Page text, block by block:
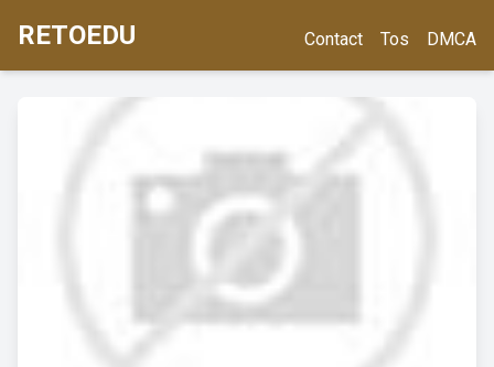
RETOEDU Contact Tos DMCA